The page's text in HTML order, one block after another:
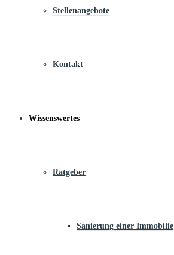
Stellenangebote
Kontakt
Wissenswertes
Ratgeber
Sanierung einer Immobilie